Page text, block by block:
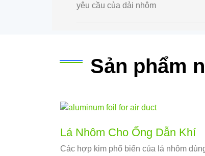
yêu cầu của dải nhôm
Sản phẩm
Lá Nhôm Cho Ống Dẫn Khí
Các hợp kim phổ biến của lá nhôm